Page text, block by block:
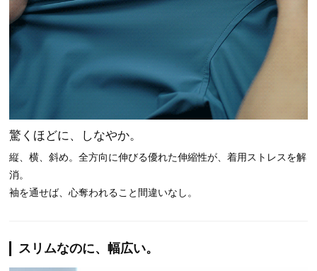
驚くほどに、しなやか。
縦、横、斜め。全方向に伸びる優れた伸縮性が、着用ストレスを解
消。
袖を通せば、心奪われること間違いなし。
スリムなのに、幅広い。